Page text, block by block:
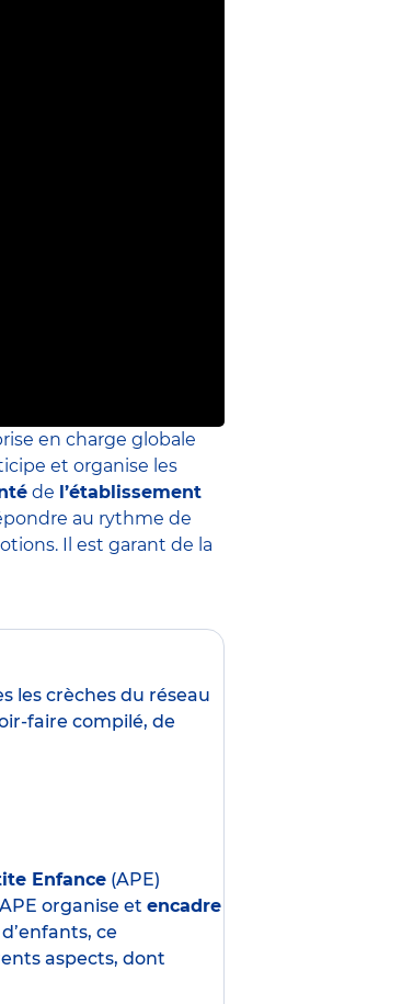
en charge globale
et organise les
de l’établissement
au rythme de
Il est garant de la
les crèches du réseau
faire compilé, de
Enfance (APE)
organise et encadre
ce
aspects, dont